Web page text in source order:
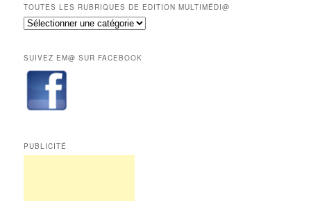
mois
réservés
aux
TOUTES LES RUBRIQUES DE EDITION MULTIMÉDI@
Toutes
de
Edition
Multimédi@
SUIVEZ EM@ SUR FACEBOOK
PUBLICITÉ